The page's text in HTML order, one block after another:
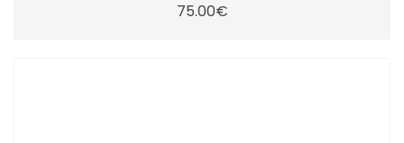
75.00€